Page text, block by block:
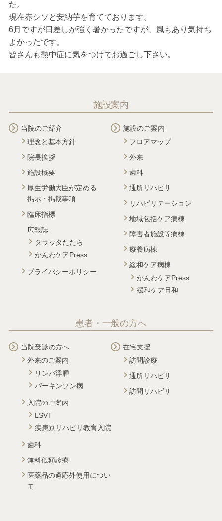
た。
現在赤シソと安納芋を育てております。
6月ですが日差しが強く暑かったですが、風もあり気持ち
よかったです。
皆さんも熱中症に気をつけてお過ごし下さい。
施設案内
当院のご紹介
理念と基本方針
院長挨拶
施設概要
厚生労働大臣が定める
掲示・掲載事項
臨床指標
広報誌
タラッタたたら
かんわケアPress
プライバシーポリシー
施設のご案内
フロアマップ
外来
歯科
通所リハビリ
リハビリテーション
地域包括ケア病棟
障害者施設等病棟
療養病棟
緩和ケア病棟
かんわケアPress
緩和ケア日和
患者・一般の方へ
当院受診の方へ
外来のご案内
リンパ浮腫
パーキンソン病
入院のご案内
LSVT
疾患別リハビリ教育入院
歯科
無料低額診療
医薬品の適応外使用につい
て
在宅支援
訪問診療
通所リハビリ
訪問リハビリ